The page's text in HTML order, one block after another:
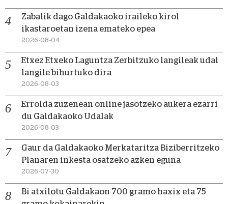
Zabalik dago Galdakaoko iraileko kirol
ikastaroetan izena emateko epea
2026-08-04
Etxez Etxeko Laguntza Zerbitzuko langileak udal
langile bihurtuko dira
2026-08-03
Errolda zuzenean online jasotzeko aukera ezarri
du Galdakaoko Udalak
2026-08-03
Gaur da Galdakaoko Merkataritza Biziberritzeko
Planaren inkesta osatzeko azken eguna
2026-07-30
Bi atxilotu Galdakaon 700 gramo haxix eta 75